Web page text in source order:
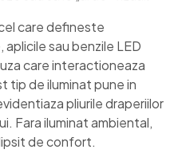
care defineste
sau benzile LED
care interactioneaza
tip de iluminat pune in
pliurile draperiilor
Fara iluminat ambiental,
de confort.